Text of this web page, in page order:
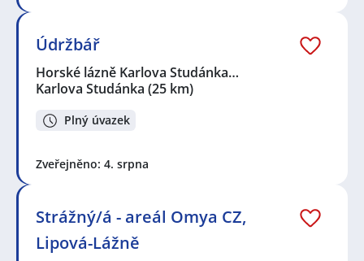
Údržbář
Horské lázně Karlova Studánka…
Karlova Studánka (25 km)
Plný úvazek
Zveřejněno: 4. srpna
Strážný/á - areál Omya CZ,
Lipová-Lážně